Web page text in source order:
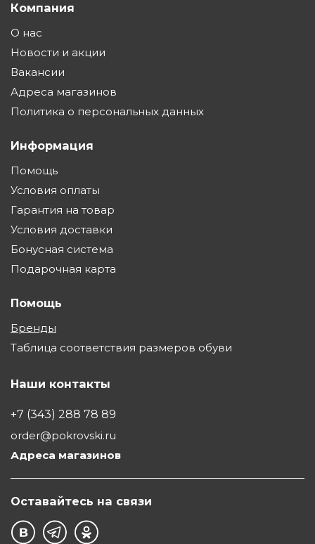
Компания
О нас
Новости и акции
Вакансии
Адреса магазинов
Политика о персональных данных
Информация
Помощь
Условия оплаты
Гарантия на товар
Условия доставки
Бонусная система
Подарочная карта
Помощь
Бренды
Таблица соответствия размеров обуви
Наши контакты
+7 (343) 288 78 89
order@pokrovski.ru
Адреса магазинов
Оставайтесь на связи